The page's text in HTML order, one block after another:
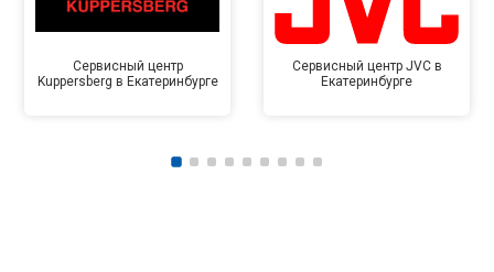
Сервисный центр
Kuppersberg в Екатеринбурге
Сервисный центр JVC в
Екатеринбурге